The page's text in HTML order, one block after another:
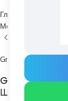
Главная
Металлические
Grand Line
Grand Line:
Шоколад